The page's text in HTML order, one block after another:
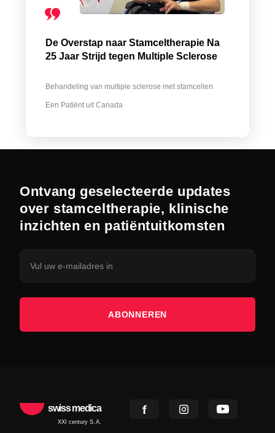
De Overstap naar Stamceltherapie Na
25 Jaar Strijd tegen Multiple Sclerose
Behandeling van multiple sclerose met stamcellen
Een Patiënt uit Canada
Ontvang geselecteerde updates
over stamceltherapie, klinische
inzichten en patiëntuitkomsten
ABONNEREN
swiss medica
XXI century S.A.